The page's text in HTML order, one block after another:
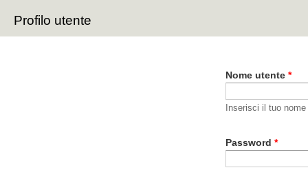
Profilo utente
Schede primarie
Nome utente *
Inserisci il tuo
Password *